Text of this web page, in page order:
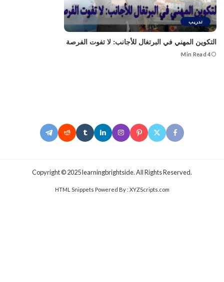
تدريب
التكوين المهني في البرتغال للأجانب: لا تفوت الفرصة
4 Min Read
.Copyright © 2025 learningbrightside. All Rights Reserved
HTML Snippets Powered By : XYZScripts.com